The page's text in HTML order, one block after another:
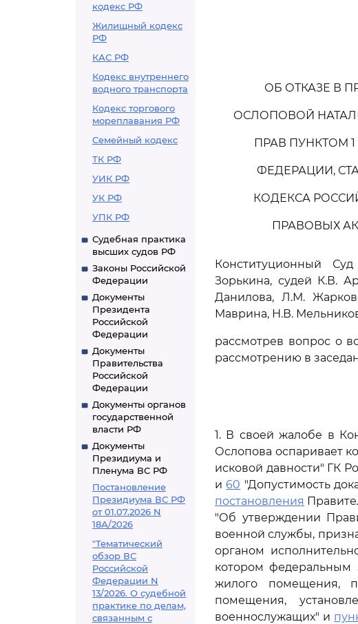
кодекс РФ
Жилищный кодекс
РФ
КАС РФ
Кодекс внутреннего
водного транспорта
Кодекс торгового
мореплавания РФ
Семейный кодекс
ТК РФ
УИК РФ
УК РФ
УПК РФ
Судебная практика
высших судов РФ
Законы Российской
Федерации
Документы
Президента
Российской
Федерации
Документы
Правительства
Российской
Федерации
Документы органов
государственной
власти РФ
Документы
Президиума и
Пленума ВС РФ
Постановление
Президиума ВС РФ
от 01.07.2026 N
18А/2026
"Тематический
обзор ВС
Российской
Федерации N
13/2026. О судебной
практике по делам,
связанным с
ОБ ОТКАЗЕ В
ОСЛОПОВОЙ
ПРАВ ПУНКТОМ
ФЕДЕРАЦИИ,
КОДЕКСА
ПРАВОВЫХ
Конституционный
Зорькина, судей К.В.
Данилова, Л.М.
Маврина, Н.В.
рассмотрев вопрос о
рассмотрению в
1. В своей жалобе в
Ослопова оспаривает
исковой давности" ГК
и60 "Допустимость
постановления
"Об утверждении
военной службы,
органом
котором федеральным
жилого помещения,
помещения,
военнослужащих" и